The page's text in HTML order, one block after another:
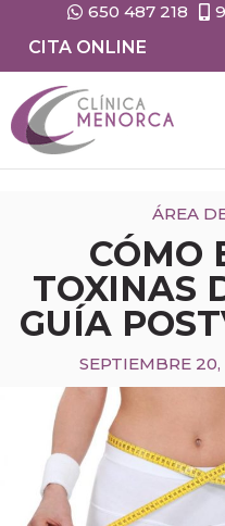
650 487 218
CITA ONLINE
ÁREA
CÓMO
TOXINAS
GUÍA
SEPTIEMBRE 20,